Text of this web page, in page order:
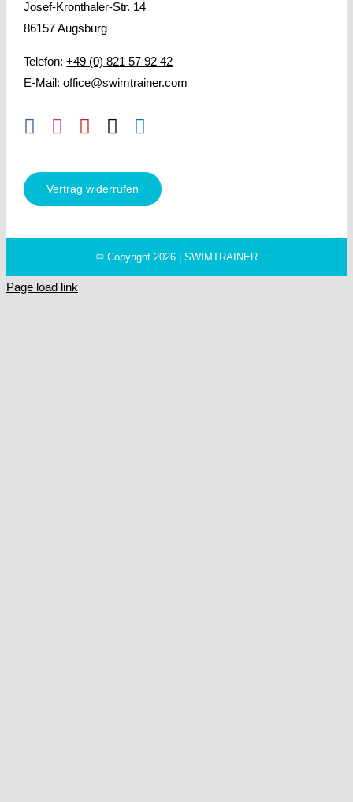
Josef-Kronthaler-Str. 14
86157 Augsburg
Telefon:+49 (0) 821 57 92 42
E-Mail:office@swimtrainer.com
Vertrag widerrufen
© Copyright 2026 | SWIMTRAINER
Page load link